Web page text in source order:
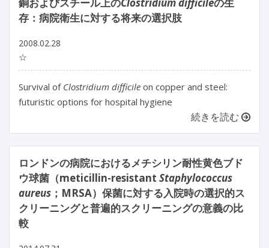
存：病院衛生に対する将来の選択肢
2008.02.28
☆
Survival of Clostridium difficile on copper and steel:
futuristic options for hospital hygiene
続きを読む
ロンドンの病院におけるメチシリン耐性黄色ブド
ウ球菌（meticillin-resistant Staphylococcus
aureus ；MRSA）保菌に対する入院時の選択的ス
クリーニングと普遍的スクリーニングの意義の比
較